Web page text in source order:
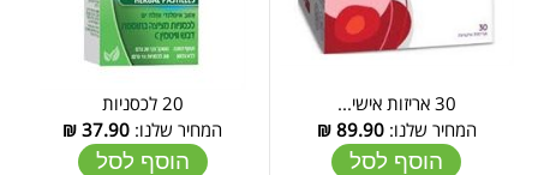
30 אריזות אישי...
המחיר שלנו:89.90
₪
הוסף לסל
20 לכסניות
המחיר שלנו: 37.90
₪
הוסף לסל